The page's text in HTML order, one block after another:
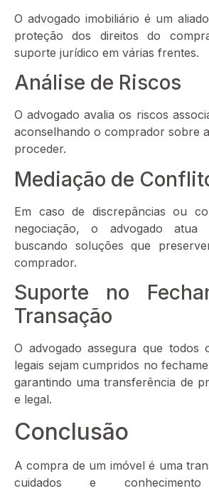
O advogado imobiliário é um
proteção dos direitos do
suporte jurídico em várias frentes.
Análise de Riscos
O advogado avalia os riscos
aconselhando o comprador sobre
proceder.
Mediação de
Em caso de discrepâncias ou
negociação, o advogado atua
buscando soluções que
comprador.
Suporte no
Transação
O advogado assegura que todos
legais sejam cumpridos no
garantindo uma transferência de
e legal.
Conclusão
A compra de um imóvel é uma
cuidados e conhecimento